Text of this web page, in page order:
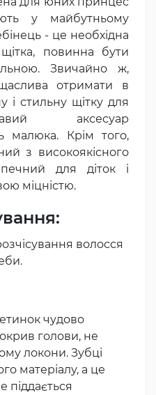
у майбутньому
- це необхідна
повинна бути
Звичайно ж,
отримати в
і стильну щітку для
аксесуар
малюка. Крім того,
з високоякісного
для діток і
міцністю.
волосся
чудово
голови, не
локони. Зубці
матеріалу, а це
піддається